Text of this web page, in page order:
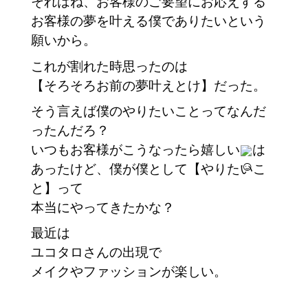
お客様の夢を叶える僕でありたいという
願いから。
これが割れた時思ったのは
【そろそろお前の夢叶えとけ】だった。
そう言えば僕のやりたいことってなんだ
ったんだろ？
いつもお客様がこうなったら嬉しい
は
あったけど、僕が僕として【やりたいこ
と】って
本当にやってきたかな？
最近は
ユコタロさんの出現で
メイクやファッションが楽しい。